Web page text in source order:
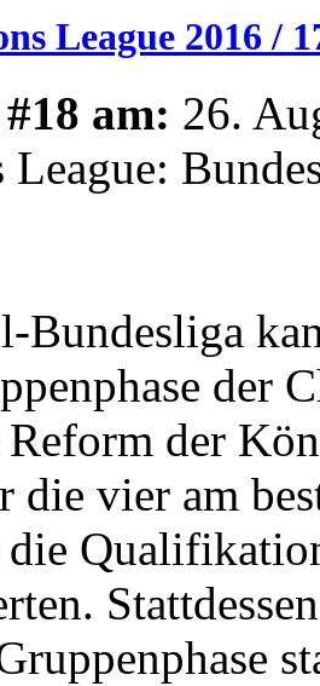
League 2016 /
am: 26.
League:
Bundesliga
der
der
die vier am